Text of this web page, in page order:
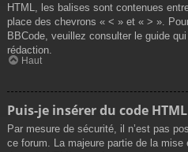
HTML, les balises sont contenues
place des chevrons « < » et « > ».
BBCode, veuillez consulter le guide
rédaction.
Haut
Puis-je insérer du code
Par mesure de sécurité, il n’est pas
ce forum. La majeure partie de la mise